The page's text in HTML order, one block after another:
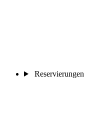
Reservierungen